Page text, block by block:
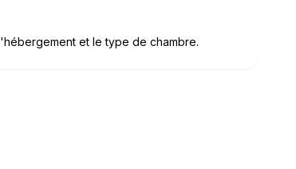
et le type de chambre.